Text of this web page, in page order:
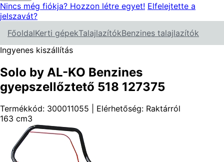
Nincs még fiókja? Hozzon létre egyet! Elfelejtette a
jelszavát?
FőoldalKerti gépekTalajlazítókBenzines talajlazítók
Ingyenes kiszállítás
Solo by AL-KO Benzines
gyepszellőztető 518 127375
Termékkód: 300011055 | Elérhetőség: Raktárról
163 cm3